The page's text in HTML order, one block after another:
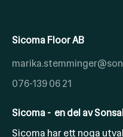
Sicoma Floor AB
076-139 06 21
Sicoma - en del av
Sicoma har ett noga